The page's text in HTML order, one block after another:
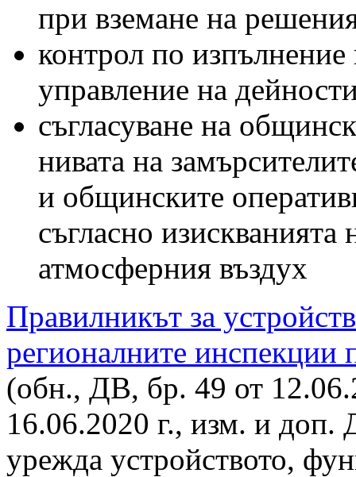
при вземане на
контрол по
управление на
съгласуване на
нивата на
и общинските
съгласно изискванията
атмосферния въздух
Правилникът за
регионалните инспекции
(обн., ДВ, бр. 49 от
16.06.2020 г., изм. и доп.
урежда устройството,